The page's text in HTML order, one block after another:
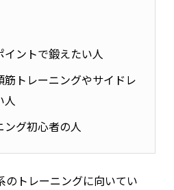
ントで鍛えたい人
トレーニングやサイドレ
人
ング初心者の人
のトレーニングに向いてい